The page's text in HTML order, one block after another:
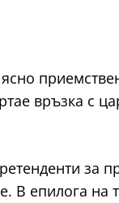
връзка с
за
В епилога на